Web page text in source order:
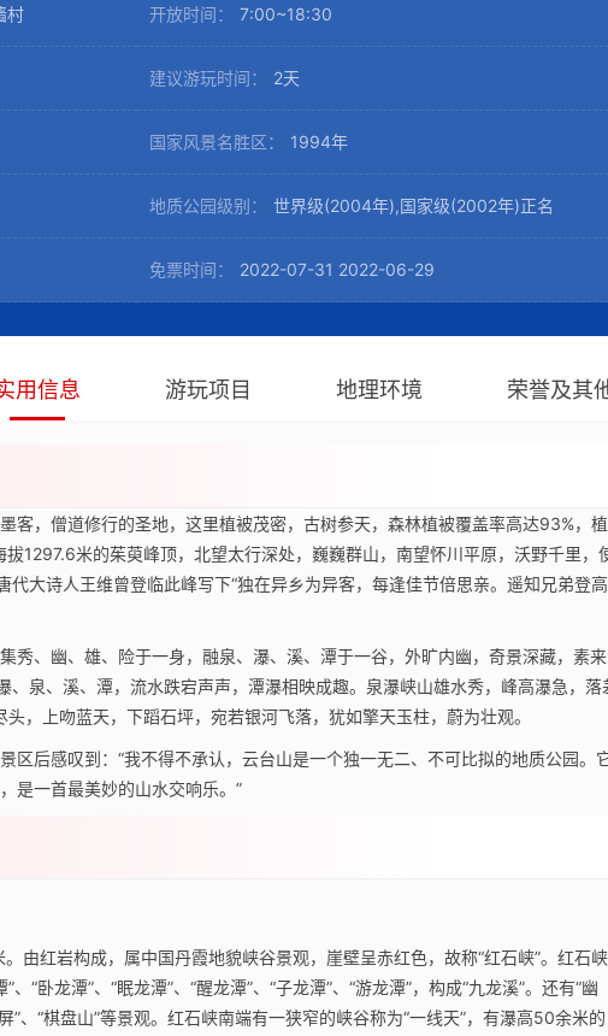
村 开放时间： 7:00~18:30
建议游玩时间： 2天
国家风景名胜区： 1994年
地质公园级别： 世界级(2004年),国家级(2002年)正名
免票时间： 2022-07-31 2022-06-29
用信息 游玩项目 地理环境 荣誉及其
客，僧道修行的圣地，这里植被茂密，古树参天，森林植被覆盖率高达93%，植
1297.6米的茱萸峰顶，北望太行深处，巍巍群山，南望怀川平原，沃野千里，
代大诗人王维曾登临此峰写下“独在异乡为异客，每逢佳节倍思亲。遥知兄弟登高
秀、幽、雄、险于一身，融泉、瀑、溪、潭于一谷，外旷内幽，奇景深藏，素来
、泉、溪、潭，流水跌宕声声，潭瀑相映成趣。泉瀑峡山雄水秀，峰高瀑急，落
，上吻蓝天，下蹈石坪，宛若银河飞落，犹如擎天玉柱，蔚为壮观。
区后感叹到：“我不得不承认，云台山是一个独一无二、不可比拟的地质公园。
是一首最美妙的山水交响乐。”
由红岩构成，属中国丹霞地貌峡谷景观，崖壁呈赤红色，故称“红石峡”。红石峡
、“卧龙潭”、“眠龙潭”、“醒龙潭”、“子龙潭”、“游龙潭”，构成“九龙溪”。还有“幽
”、“棋盘山”等景观。红石峡南端有一狭窄的峡谷称为“一线天”，有瀑高50余米的